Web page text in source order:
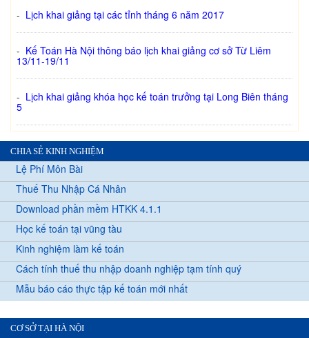
- Lịch khai giảng tại các tỉnh tháng 6 năm 2017
- Kế Toán Hà Nội thông báo lịch khai giảng cơ sở Từ Liêm
13/11-19/11
- Lịch khai giảng khóa học kế toán trưởng tại Long Biên tháng
5
CHIA SẺ KINH NGHIỆM
Lệ Phí Môn Bài
Thuế Thu Nhập Cá Nhân
Download phần mềm HTKK 4.1.1
Học kế toán tại vũng tàu
Kinh nghiệm làm kế toán
Cách tính thuế thu nhập doanh nghiệp tạm tính quý
Mẫu báo cáo thực tập kế toán mới nhất
CƠ SỞ TẠI HÀ NỘI